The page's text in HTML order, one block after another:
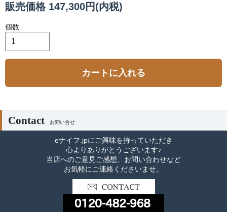
販売価格 147,300円(内税)
個数
カートに入れる
Contact お問い合せ
eナイフ.jpにご興味を持っていただき
心よりありがとうございます♪
当店へのご意見ご感想、お問い合わせなど
お気軽にご連絡くださいませ。